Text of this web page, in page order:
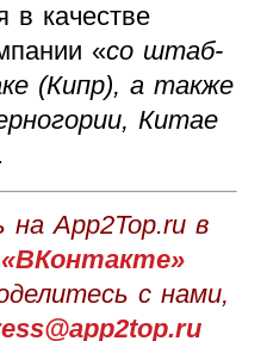
в качестве
«со штаб-
(Кипр), а также
Китае
App2Top.ru в
«ВКонтакте»
с нами,